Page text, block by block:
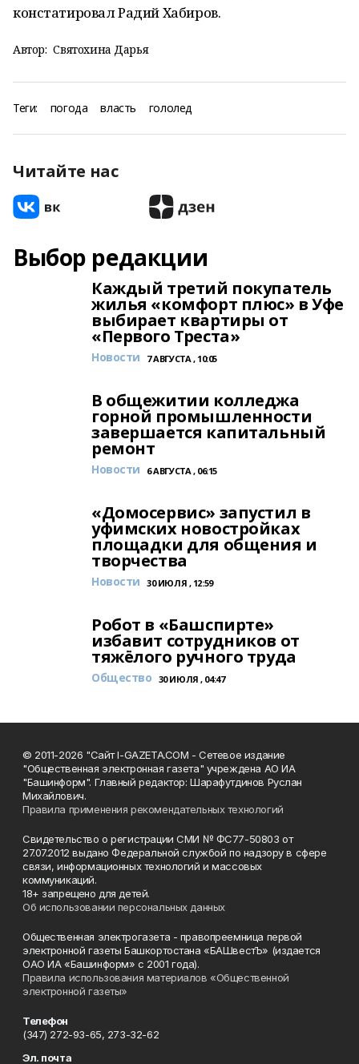
констатировал Радий Хабиров.
Автор: Святохина Дарья
Теги: погода власть гололед
Читайте нас
Выбор редакции
Каждый третий покупатель
жилья «комфорт плюс» в Уфе
выбирает квартиры от
«Первого Треста»
Новости 7 АВГУСТА , 10:05
В общежитии колледжа
горной промышленности
завершается капитальный
ремонт
Новости 6 АВГУСТА , 06:15
«Домосервис» запустил в
уфимских новостройках
площадки для общения и
творчества
Новости 30 ИЮЛЯ , 12:59
Робот в «Башспирте»
избавит сотрудников от
тяжёлого ручного труда
Общество 30 ИЮЛЯ , 04:47
© 2011-2026 "Сайт I-GAZETA.COM - Сетевое издание
"Общественная электронная газета" учреждена АО ИА
"Башинформ". Главный редактор: Шарафутдинов Руслан
Михайлович.
Правила применения рекомендательных технологий
Свидетельство о регистрации СМИ № ФС77-50803 от
27.07.2012 выдано Федеральной службой по надзору в сфере
связи, информационных технологий и массовых
коммуникаций.
18+ запрещено для детей.
Об использовании персональных данных
Общественная электрогазета - правопреемница первой
электронной газеты Башкортостана «БАШвестЪ» (издается
ОАО ИА «Башинформ» с 2001 года).
Правила использования материалов «Общественной
электронной газеты»
Телефон
(347) 272-93-65, 273-32-62
Эл. почта